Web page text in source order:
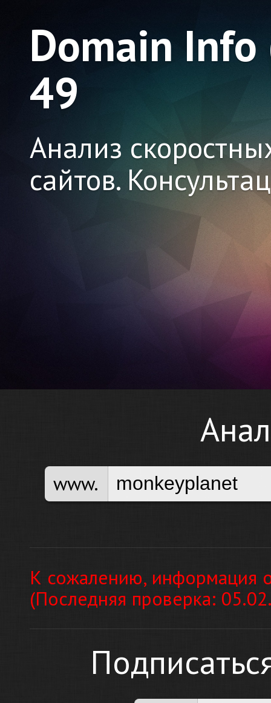
Domain
49
Анализ
сайтов.
www.
К сожалению, информация
(Последняя проверка: